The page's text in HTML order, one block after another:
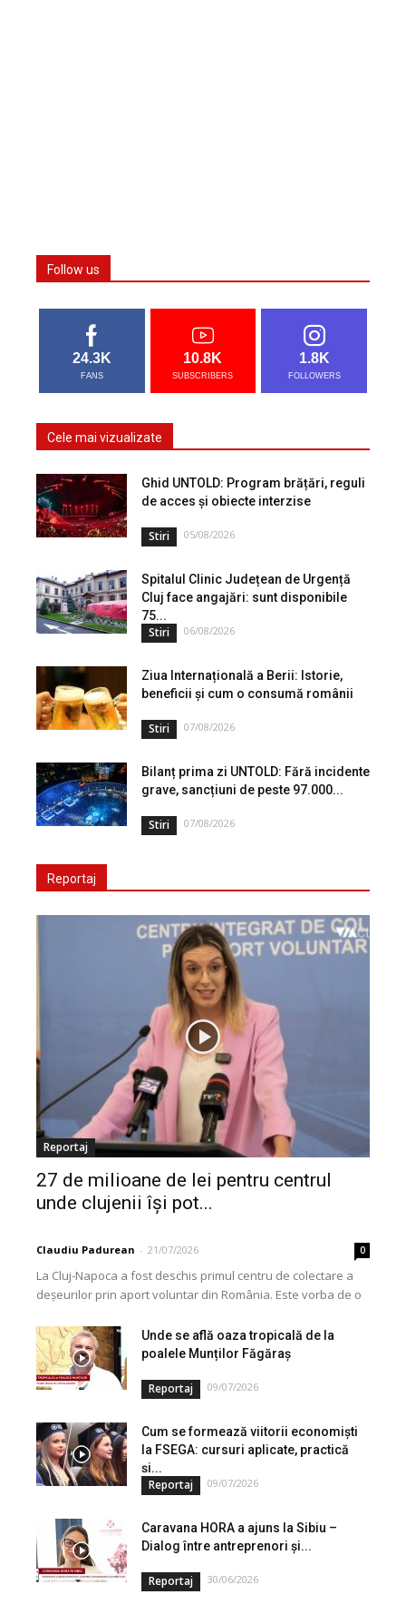
Follow us
24.3K
FANS
10.8K
SUBSCRIBERS
1.8K
FOLLOWERS
Cele mai vizualizate
Ghid UNTOLD: Program brățări, reguli
de acces și obiecte interzise
Stiri 05/08/2026
Spitalul Clinic Județean de Urgență
Cluj face angajări: sunt disponibile
75...
Stiri 06/08/2026
Ziua Internațională a Berii: Istorie,
beneficii și cum o consumă românii
Stiri 07/08/2026
Bilanț prima zi UNTOLD: Fără incidente
grave, sancțiuni de peste 97.000...
Stiri 07/08/2026
Reportaj
Reportaj
27 de milioane de lei pentru centrul
unde clujenii își pot...
Claudiu Padurean - 21/07/2026 0
La Cluj-Napoca a fost deschis primul centru de colectare a
deșeurilor prin aport voluntar din România. Este vorba de o
Unde se află oaza tropicală de la
poalele Munților Făgăraș
Reportaj 09/07/2026
Cum se formează viitorii economiști
la FSEGA: cursuri aplicate, practică
și...
Reportaj 09/07/2026
Caravana HORA a ajuns la Sibiu –
Dialog între antreprenori și...
Reportaj 30/06/2026